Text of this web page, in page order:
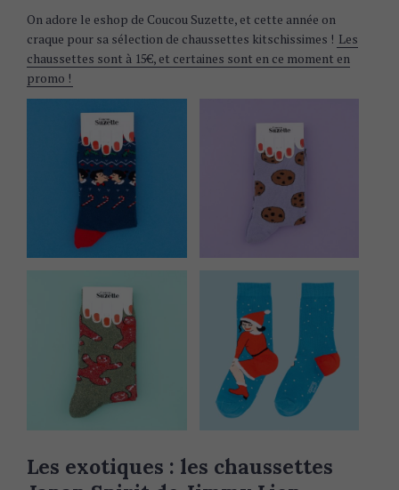
On adore le eshop de Coucou Suzette, et cette année on
craque pour sa sélection de chaussettes kitschissimes ! Les
chaussettes sont à 15€, et certaines sont en ce moment en
promo !
Les exotiques : les chaussettes